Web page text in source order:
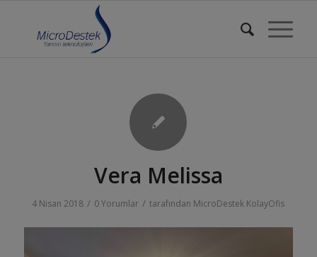
Vera Melissa
4 Nisan 2018 / 0 Yorumlar / tarafından MicroDestek KolayOfis